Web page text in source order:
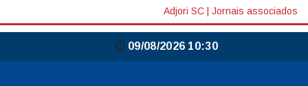
Adjori SC Jornais associados
09/08/2026 10:30